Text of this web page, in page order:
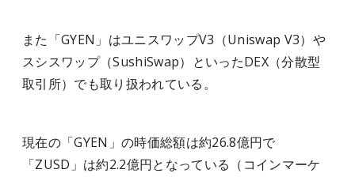
また「GYEN」はユニスワップV3（Uniswap V3）や
スシスワップ（SushiSwap）といったDEX（分散型
取引所）でも取り扱われている。
現在の「GYEN」の時価総額は約26.8億円で
「ZUSD」は約2.2億円となっている（コインマーケ